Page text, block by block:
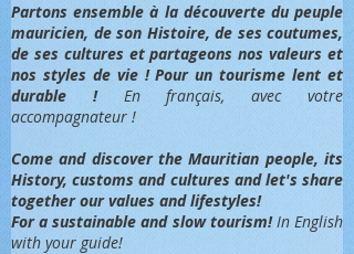
Partons ensemble à la découverte du peuple
mauricien, de son Histoire, de ses coutumes,
de ses cultures et partageons nos valeurs et
nos styles de vie ! Pour un tourisme lent et
durable ! En français, avec votre
accompagnateur !
Come and discover the Mauritian people, its
History, customs and cultures and let's share
together our values and lifestyles!
For a sustainable and slow tourism!In English
with your guide!